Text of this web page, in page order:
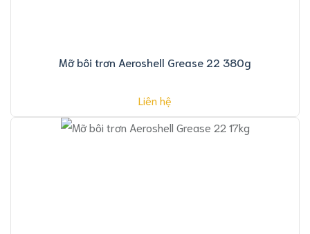
Mỡ bôi trơn Aeroshell Grease 22 380g
Liên hệ